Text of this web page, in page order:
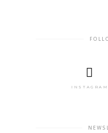
INSTAGRAM